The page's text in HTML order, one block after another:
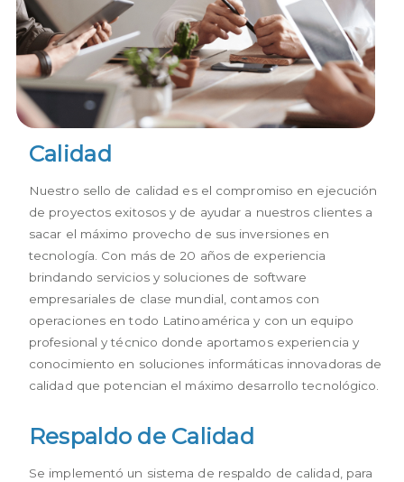
Calidad
Nuestro sello de calidad es el compromiso en ejecución
de proyectos exitosos y de ayudar a nuestros clientes a
sacar el máximo provecho de sus inversiones en
tecnología. Con más de 20 años de experiencia
brindando servicios y soluciones de software
empresariales de clase mundial, contamos con
operaciones en todo Latinoamérica y con un equipo
profesional y técnico donde aportamos experiencia y
conocimiento en soluciones informáticas innovadoras de
calidad que potencian el máximo desarrollo tecnológico.
Respaldo de Calidad
Se implementó un sistema de respaldo de calidad, para